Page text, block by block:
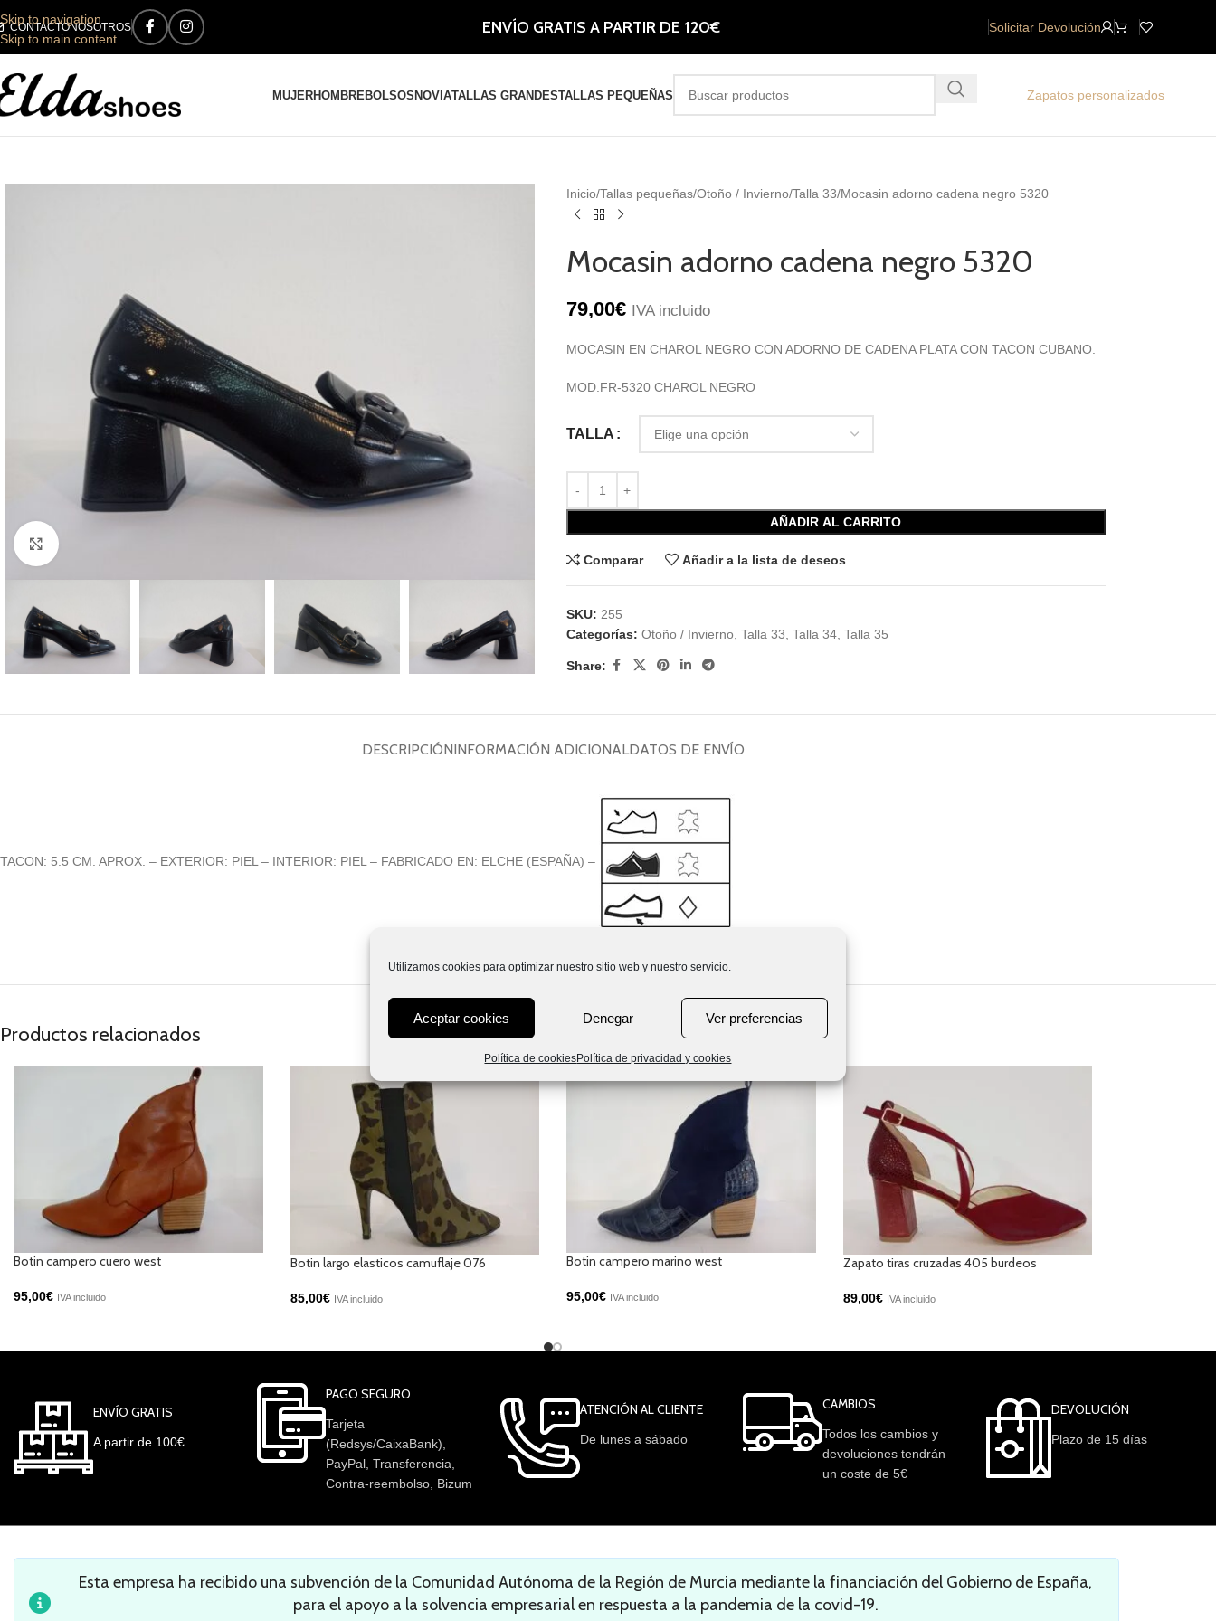
Utilizamos cookies para optimizar nuestro sitio web y nuestro servicio.
Aceptar cookies Denegar Ver preferencias
Política de cookiesPolítica de privacidad y cookies
Skip to navigation
Skip to main content
CONTACTONOSOTROS ENVÍO GRATIS A PARTIR DE 120€ Solicitar Devolución
MUJERHOMBREBOLSOSNOVIATALLAS GRANDESTALLAS PEQUEÑAS Zapatos personalizados
Inicio Tallas pequeñas Otoño / Invierno Talla 33 Mocasin adorno cadena negro 5320
Mocasin adorno cadena negro 5320
79,00€ IVA incluido
MOCASIN EN CHAROL NEGRO CON ADORNO DE CADENA PLATA CON TACON CUBANO.
MOD.FR-5320 CHAROL NEGRO
TALLA
AÑADIR AL CARRITO
Comparar Añadir a la lista de deseos
SKU: 255
Categorías: Otoño / Invierno Talla 33 Talla 34, Talla 35
Share:
DESCRIPCIÓNINFORMACIÓN ADICIONALDATOS DE ENVÍO
TACON: 5.5 CM. APROX. – EXTERIOR: PIEL – INTERIOR: PIEL – FABRICADO EN: ELCHE (ESPAÑA) –
Productos relacionados
Botin campero cuero west
95,00€ IVA incluido
Botin largo elasticos camuflaje 076
85,00€ IVA incluido
Botin campero marino west
95,00€ IVA incluido
Zapato tiras cruzadas 405 burdeos
89,00€ IVA incluido
ENVÍO GRATIS
A partir de 100€
PAGO SEGURO
Tarjeta
(Redsys/CaixaBank),
PayPal, Transferencia,
Contra-reembolso, Bizum
ATENCIÓN AL CLIENTE
De lunes a sábado
CAMBIOS
Todos los cambios y
devoluciones tendrán
un coste de 5€
DEVOLUCIÓN
Plazo de 15 días
Esta empresa ha recibido una subvención de la Comunidad Autónoma de la Región de Murcia mediante la financiación del Gobierno de España,
para el apoyo a la solvencia empresarial en respuesta a la pandemia de la covid-19.